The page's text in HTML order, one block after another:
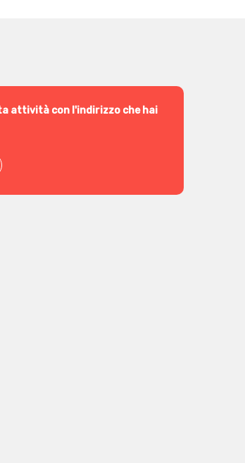
attività con l'indirizzo che hai